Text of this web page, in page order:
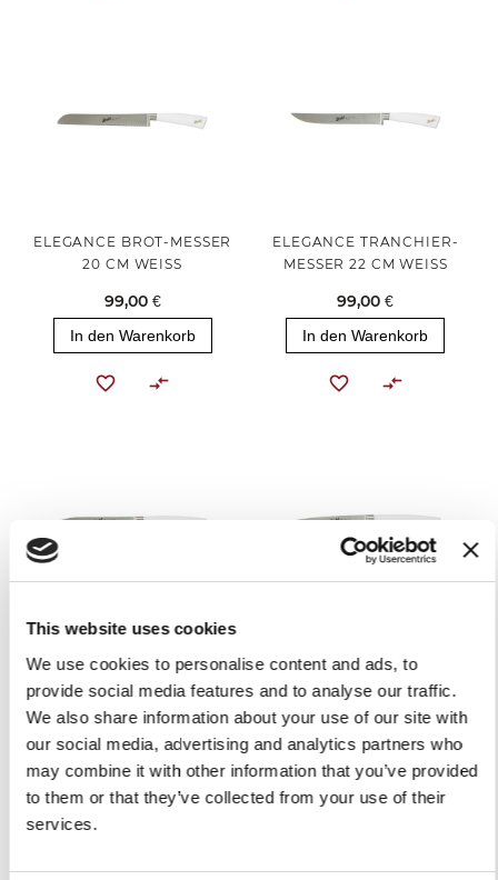
This website uses cookies
We use cookies to personalise content and ads, to
provide social media features and to analyse our traffic.
We also share information about your use of our site with
our social media, advertising and analytics partners who
may combine it with other information that you’ve provided
to them or that they’ve collected from your use of their
services.
ELEGANCE BROT-MESSER
20 CM WEISS
99,00 €
In den Warenkorb
ELEGANCE TRANCHIER-
MESSER 22 CM WEISS
99,00 €
In den Warenkorb
MESSER 12 CM WEISS
55,00 €
In den Warenkorb
11 CM WEISS
49,00 €
In den Warenkorb